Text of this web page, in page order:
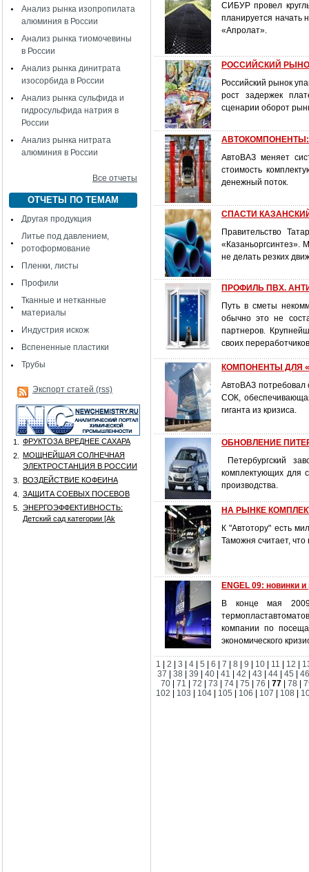
Анализ рынка изопропилата
алюминия в России
Анализ рынка тиомочевины
в России
Анализ рынка динитрата
изосорбида в России
Анализ рынка сульфида и
гидросульфида натрия в
России
Анализ рынка нитрата
алюминия в России
Все отчеты
ОТЧЕТЫ ПО ТЕМАМ
Другая продукция
Литье под давлением,
ротоформование
Пленки, листы
Профили
Тканные и нетканные
материалы
Индустрия искож
Вспененные пластики
Трубы
Экспорт статей (rss)
1.
ФРУКТОЗА ВРЕДНЕЕ САХАРА
2.
МОЩНЕЙШАЯ СОЛНЕЧНАЯ
ЭЛЕКТРОСТАНЦИЯ В РОССИИ
3.
ВОЗДЕЙСТВИЕ КОФЕИНА
4.
ЗАЩИТА СОЕВЫХ ПОСЕВОВ
5.
ЭНЕРГОЭФФЕКТИВНОСТЬ:
Детский сад категории [Аk
СИБУР провел
планируется начать
«Апролат».
РОССИЙСКИЙ
Российский рынок
рост задержек
сценарии оборот
АВТОКОМПОНЕНТЫ:
АвтоВАЗ меняет
стоимость
денежный поток.
СПАСТИ
Правительство
«Казаньоргсинтез».
не делать резких
ПРОФИЛЬ ПВХ.
Путь в сметы
обычно это не
партнеров.
своих
КОМПОНЕНТЫ ДЛЯ
АвтоВАЗ потребовал
СОК,
гиганта из кризиса.
ОБНОВЛЕНИЕ
Петербургский
комплектующих для
производства.
НА РЫНКЕ
К "Автотору" есть
Таможня считает,
ENGEL 09: новинки
В конце мая 2009
компании по
экономического
1 2 3 4 5 6 7 8 9 10 11 12
37
|38 |39 |40 |41 |42 |43 |44 |45 |
70
71 72 73 74 75 76 77 78
102
103 104 105 106 107 108